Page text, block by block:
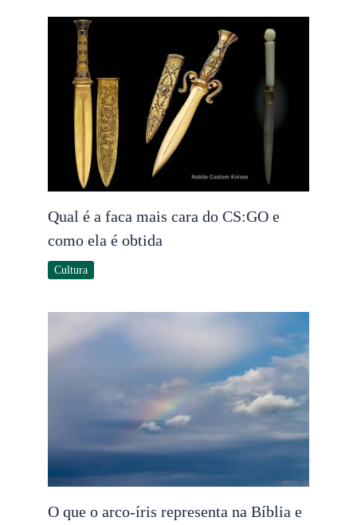
Qual é a faca mais cara do CS:GO e
como ela é obtida
Cultura
O que o arco-íris representa na Bíblia e